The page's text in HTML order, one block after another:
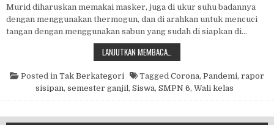
Murid diharuskan memakai masker, juga di ukur suhu badannya
dengan menggunakan thermogun, dan di arahkan untuk mencuci
tangan dengan menggunakan sabun yang sudah di siapkan di…
LANJUTKAN MEMBACA…
Posted in Tak Berkategori Tagged Corona, Pandemi, rapor
sisipan, semester ganjil , Siswa, SMPN 6, Wali kelas